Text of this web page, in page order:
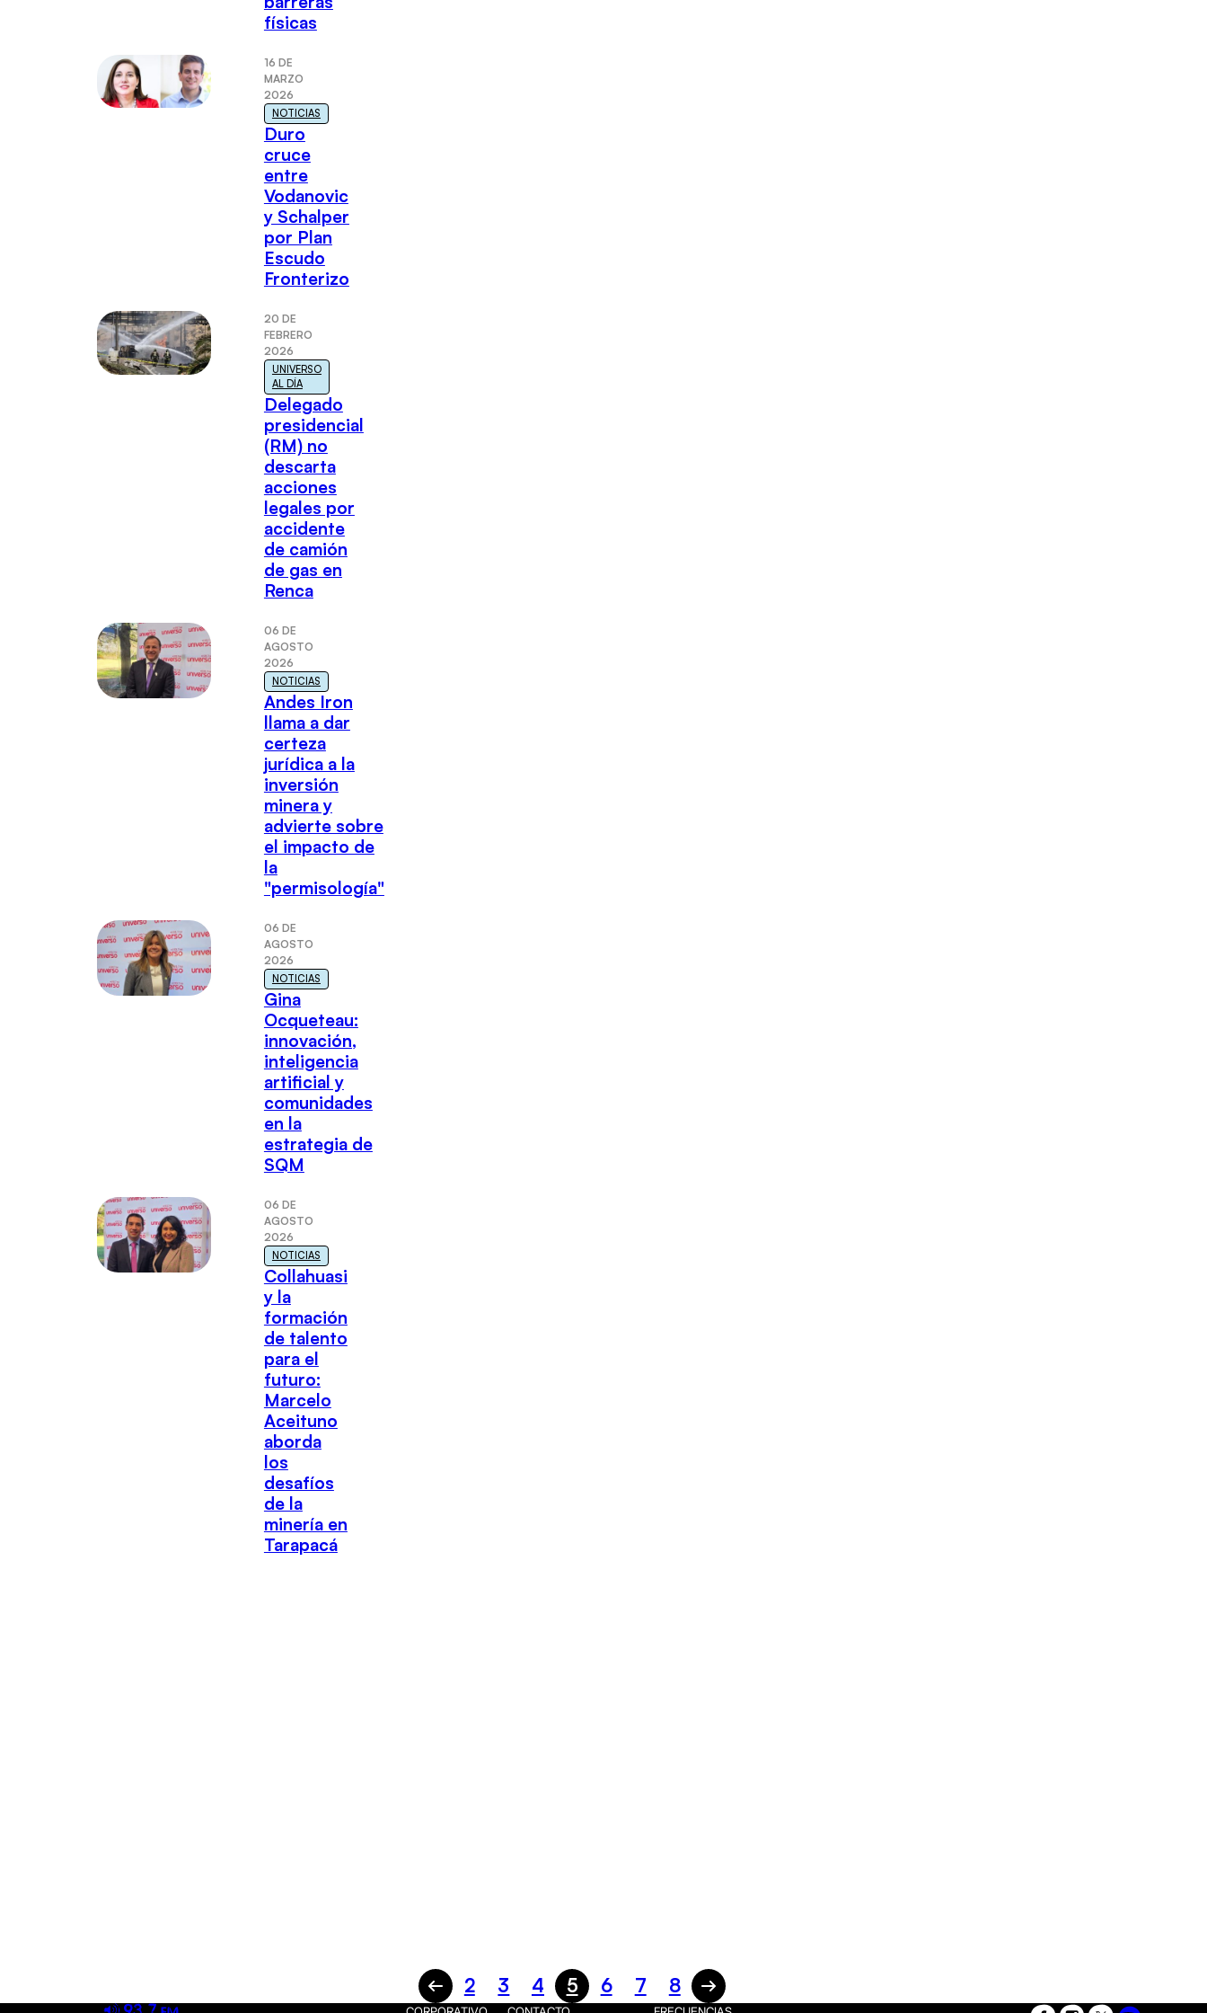
físicas
16 DE
MARZO
2026
NOTICIAS
Duro
cruce
entre
Vodanovic
y Schalper
por Plan
Escudo
Fronterizo
20 DE
FEBRERO
2026
UNIVERSO
AL DÍA
Delegado
presidencial
(RM) no
descarta
acciones
legales por
accidente
de camión
de gas en
Renca
06 DE
AGOSTO
2026
NOTICIAS
Andes Iron
llama a dar
certeza
jurídica a la
inversión
minera y
advierte sobre
el impacto de
la
"permisología"
06 DE
AGOSTO
2026
NOTICIAS
Gina
Ocqueteau:
innovación,
inteligencia
artificial y
comunidades
en la
estrategia de
SQM
06 DE
AGOSTO
2026
NOTICIAS
Collahuasi
y la
formación
de talento
para el
futuro:
Marcelo
Aceituno
aborda
los
desafíos
de la
minería en
Tarapacá
2 3 4 5 6 7 8